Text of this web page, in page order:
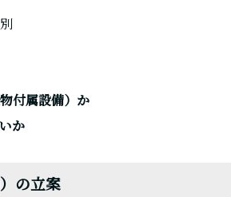
付属設備）か
か
の立案